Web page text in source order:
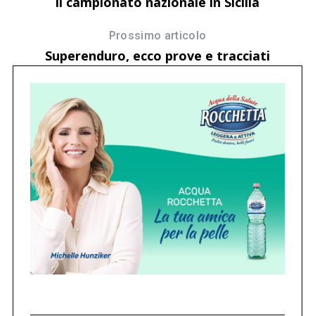
Prossimo articolo
Superenduro, ecco prove e tracciati